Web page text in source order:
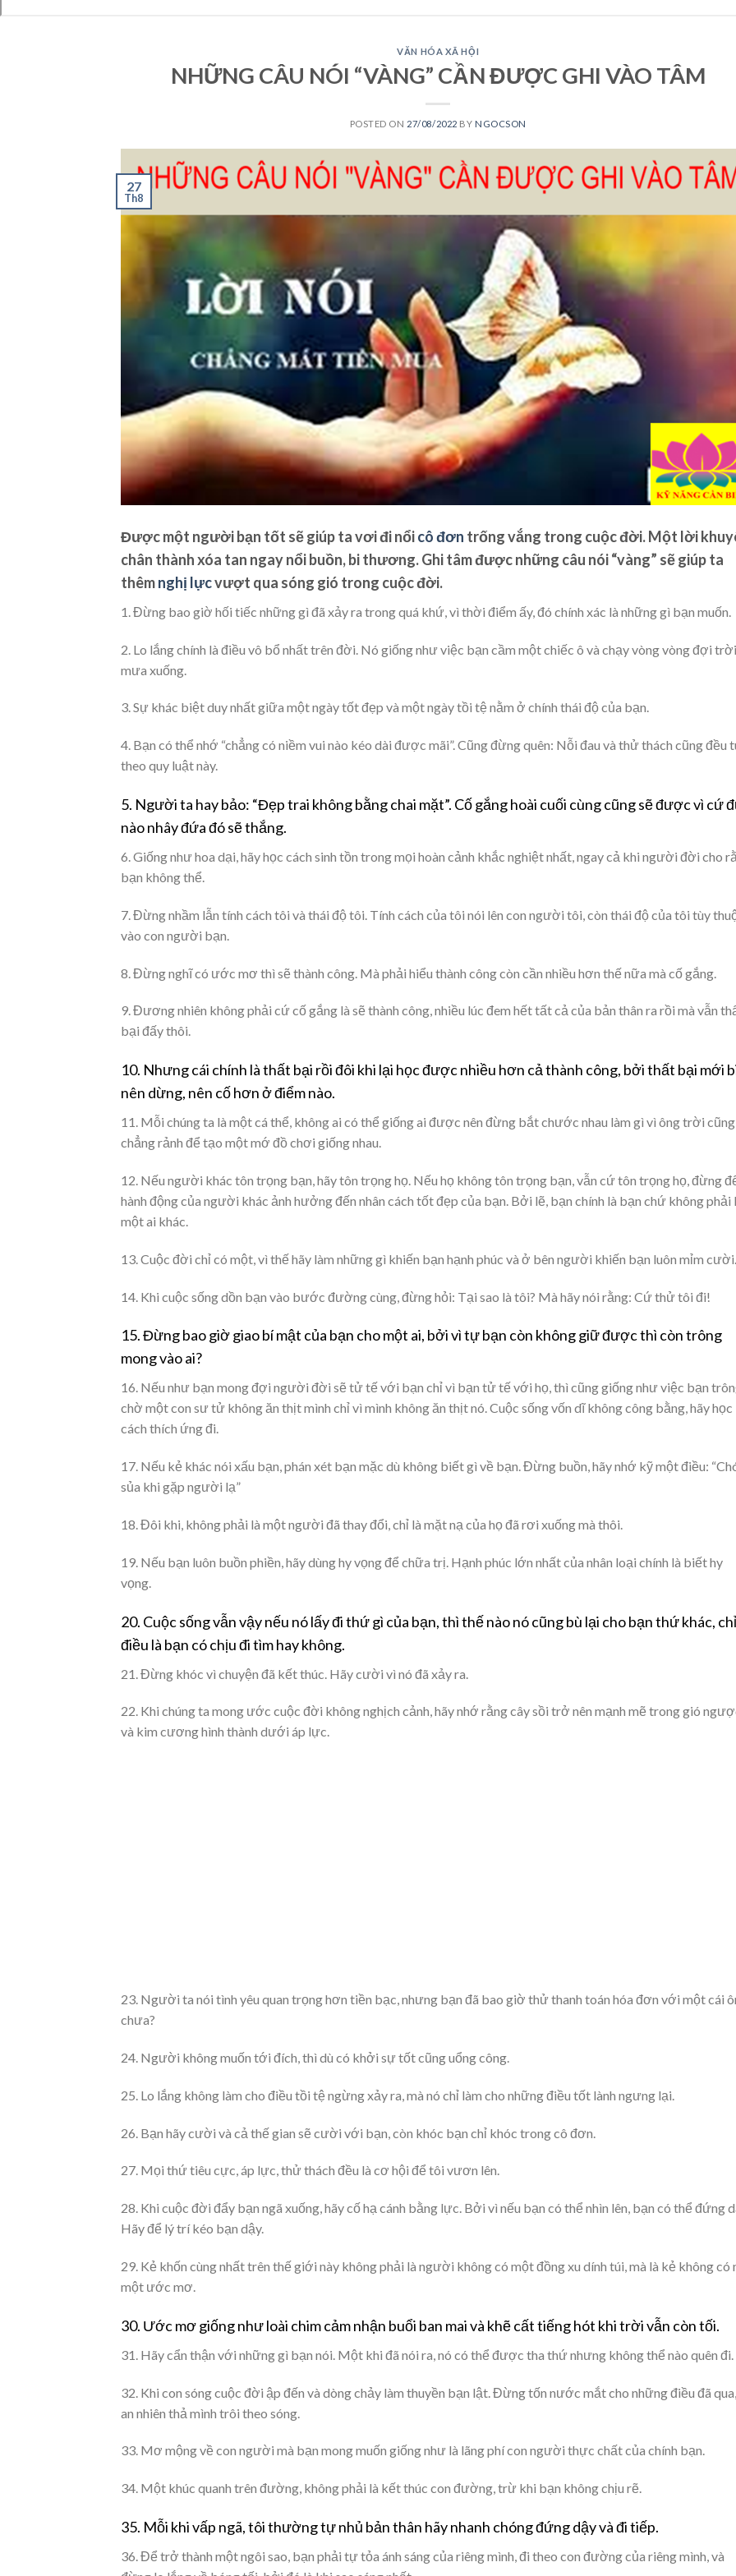
VĂN HÓA XÃ HỘI
NHỮNG CÂU NÓI “VÀNG” CẦN ĐƯỢC GHI VÀO TÂM
POSTED ON 27/08/2022 BY NGOCSON
27
Th8
Được một người bạn tốt sẽ giúp ta vơi đi nổicô đơn trống vắng trong cuộc đời. Một lời
chân thành xóa tan ngay nổi buồn, bi thương. Ghi tâm được những câu nói “vàng” sẽ giúp ta
thêmnghị lựcvượt qua sóng gió trong cuộc đời.
1. Đừng bao giờ hối tiếc những gì đã xảy ra trong quá khứ, vì thời điểm ấy, đó chính xác là những gì bạn muốn.
2. Lo lắng chính là điều vô bổ nhất trên đời. Nó giống như việc bạn cầm một chiếc ô và chạy vòng vòng đợi trời
mưa xuống.
3. Sự khác biệt duy nhất giữa một ngày tốt đẹp và một ngày tồi tệ nằm ở chính thái độ của bạn.
4. Bạn có thể nhớ “chẳng có niềm vui nào kéo dài được mãi”. Cũng đừng quên: Nỗi đau và thử thách cũng đều
theo quy luật này.
5. Người ta hay bảo: “Đẹp trai không bằng chai mặt”. Cố gắng hoài cuối cùng cũng sẽ được vì cứ
nào nhây đứa đó sẽ thắng.
6. Giống như hoa dại, hãy học cách sinh tồn trong mọi hoàn cảnh khắc nghiệt nhất, ngay cả khi người đời cho
bạn không thể.
7. Đừng nhầm lẫn tính cách tôi và thái độ tôi. Tính cách của tôi nói lên con người tôi, còn thái độ của tôi tùy
vào con người bạn.
8. Đừng nghĩ có ước mơ thì sẽ thành công. Mà phải hiểu thành công còn cần nhiều hơn thế nữa mà cố gắng.
9. Đương nhiên không phải cứ cố gắng là sẽ thành công, nhiều lúc đem hết tất cả của bản thân ra rồi mà vẫn
bại đấy thôi.
10. Nhưng cái chính là thất bại rồi đôi khi lại học được nhiều hơn cả thành công, bởi thất bại mới
nên dừng, nên cố hơn ở điểm nào.
11. Mỗi chúng ta là một cá thể, không ai có thể giống ai được nên đừng bắt chước nhau làm gì vì ông trời cũng
chẳng rảnh để tạo một mớ đồ chơi giống nhau.
12. Nếu người khác tôn trọng bạn, hãy tôn trọng họ. Nếu họ không tôn trọng bạn, vẫn cứ tôn trọng họ, đừng
hành động của người khác ảnh hưởng đến nhân cách tốt đẹp của bạn. Bởi lẽ, bạn chính là bạn chứ không phải
một ai khác.
13. Cuộc đời chỉ có một, vì thế hãy làm những gì khiến bạn hạnh phúc và ở bên người khiến bạn luôn mỉm cười.
14. Khi cuộc sống dồn bạn vào bước đường cùng, đừng hỏi: Tại sao là tôi? Mà hãy nói rằng: Cứ thử tôi đi!
15. Đừng bao giờ giao bí mật của bạn cho một ai, bởi vì tự bạn còn không giữ được thì còn trông
mong vào ai?
16. Nếu như bạn mong đợi người đời sẽ tử tế với bạn chỉ vì bạn tử tế với họ, thì cũng giống như việc bạn
chờ một con sư tử không ăn thịt mình chỉ vì mình không ăn thịt nó. Cuộc sống vốn dĩ không công bằng, hãy học
cách thích ứng đi.
17. Nếu kẻ khác nói xấu bạn, phán xét bạn mặc dù không biết gì về bạn. Đừng buồn, hãy nhớ kỹ một điều:
sủa khi gặp người lạ”
18. Đôi khi, không phải là một người đã thay đổi, chỉ là mặt nạ của họ đã rơi xuống mà thôi.
19. Nếu bạn luôn buồn phiền, hãy dùng hy vọng để chữa trị. Hạnh phúc lớn nhất của nhân loại chính là biết hy
vọng.
20. Cuộc sống vẫn vậy nếu nó lấy đi thứ gì của bạn, thì thế nào nó cũng bù lại cho bạn thứ khác,
điều là bạn có chịu đi tìm hay không.
21. Đừng khóc vì chuyện đã kết thúc. Hãy cười vì nó đã xảy ra.
22. Khi chúng ta mong ước cuộc đời không nghịch cảnh, hãy nhớ rằng cây sồi trở nên mạnh mẽ trong gió
và kim cương hình thành dưới áp lực.
23. Người ta nói tình yêu quan trọng hơn tiền bạc, nhưng bạn đã bao giờ thử thanh toán hóa đơn với một cái
chưa?
24. Người không muốn tới đích, thì dù có khởi sự tốt cũng uổng công.
25. Lo lắng không làm cho điều tồi tệ ngừng xảy ra, mà nó chỉ làm cho những điều tốt lành ngưng lại.
26. Bạn hãy cười và cả thế gian sẽ cười với bạn, còn khóc bạn chỉ khóc trong cô đơn.
27. Mọi thứ tiêu cực, áp lực, thử thách đều là cơ hội để tôi vươn lên.
28. Khi cuộc đời đẩy bạn ngã xuống, hãy cố hạ cánh bằng lực. Bởi vì nếu bạn có thể nhìn lên, bạn có thể đứng
Hãy để lý trí kéo bạn dậy.
29. Kẻ khốn cùng nhất trên thế giới này không phải là người không có một đồng xu dính túi, mà là kẻ không có
một ước mơ.
30. Ước mơ giống như loài chim cảm nhận buổi ban mai và khẽ cất tiếng hót khi trời vẫn còn tối.
31. Hãy cẩn thận với những gì bạn nói. Một khi đã nói ra, nó có thể được tha thứ nhưng không thể nào quên đi.
32. Khi con sóng cuộc đời ập đến và dòng chảy làm thuyền bạn lật. Đừng tốn nước mắt cho những điều đã
an nhiên thả mình trôi theo sóng.
33. Mơ mộng về con người mà bạn mong muốn giống như là lãng phí con người thực chất của chính bạn.
34. Một khúc quanh trên đường, không phải là kết thúc con đường, trừ khi bạn không chịu rẽ.
35. Mỗi khi vấp ngã, tôi thường tự nhủ bản thân hãy nhanh chóng đứng dậy và đi tiếp.
36. Để trở thành một ngôi sao, bạn phải tự tỏa ánh sáng của riêng mình, đi theo con đường của riêng mình, và